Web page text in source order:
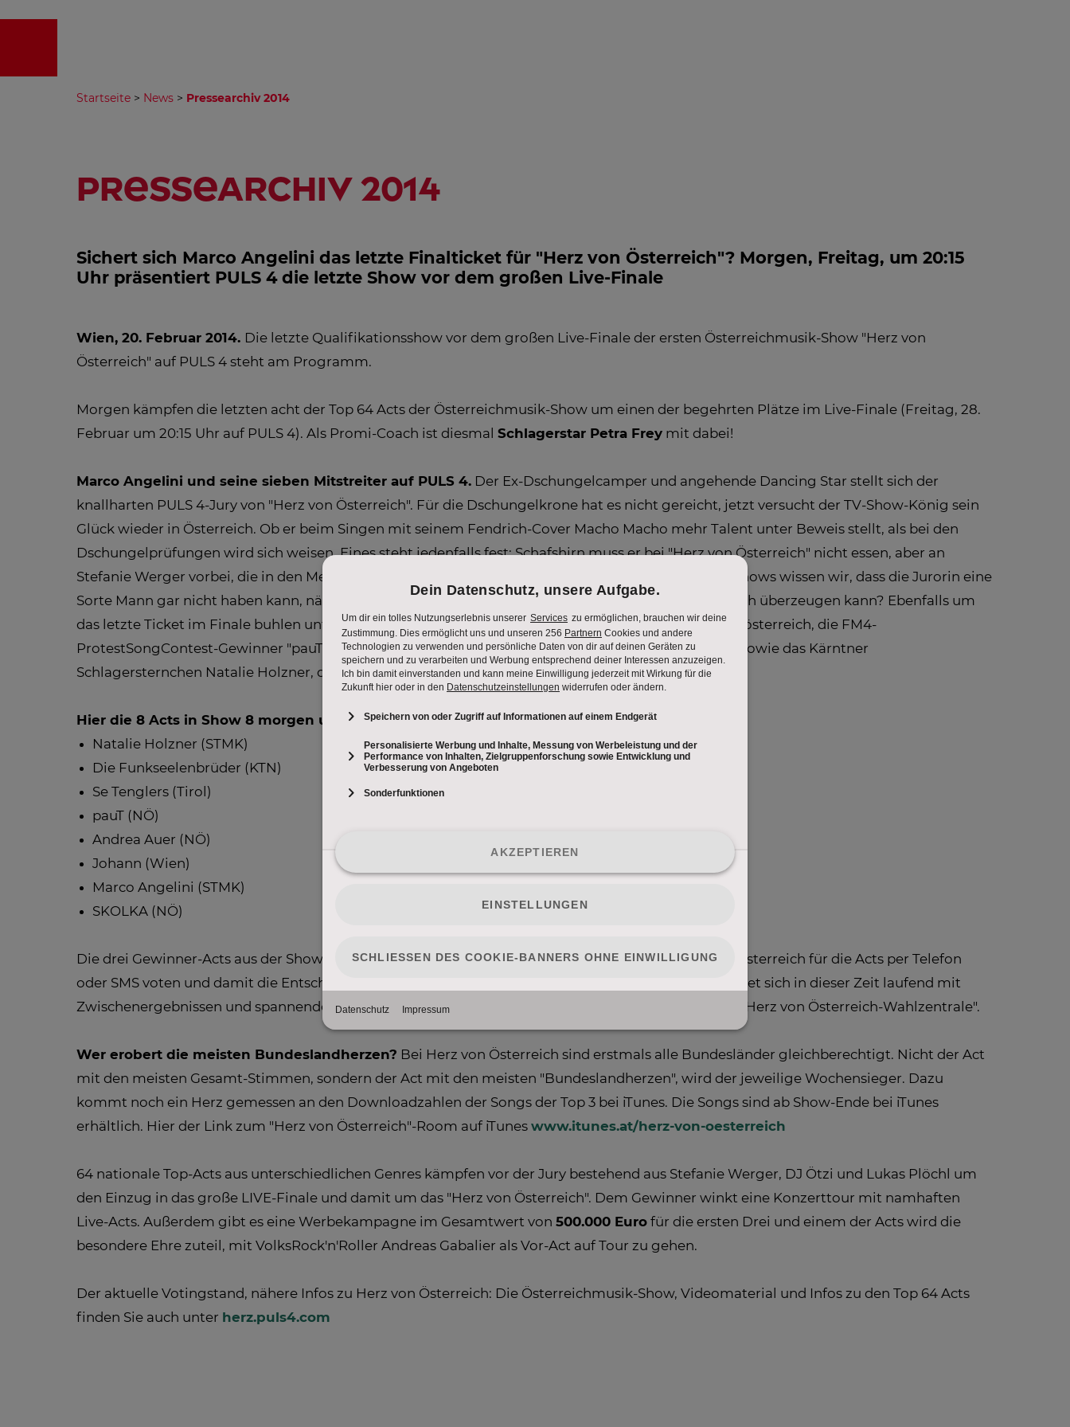
Startseite > News > Pressearchiv 2014
Pressearchiv 2014
Sichert sich Marco Angelini das letzte Finalticket für "Herz von Österreich"? Morgen, Freitag, um 20:15
Uhr präsentiert PULS 4 die letzte Show vor dem großen Live-Finale
Wien, 20. Februar 2014. Die letzte Qualifikationsshow vor dem großen Live-Finale der ersten Österreichmusik-Show "Herz von
Österreich" auf PULS 4 steht am Programm.
Morgen kämpfen die letzten acht der Top 64 Acts der Österreichmusik-Show um einen der begehrten Plätze im Live-Finale (Freitag, 28.
Februar um 20:15 Uhr auf PULS 4). Als Promi-Coach ist diesmal Schlagerstar Petra Frey mit dabei!
Marco Angelini und seine sieben Mitstreiter auf PULS 4. Der Ex-Dschungelcamper und angehende Dancing Star stellt sich der
knallharten PULS 4-Jury von "Herz von Österreich". Für die Dschungelkrone hat es nicht gereicht, jetzt versucht der TV-Show-König sein
Glück wieder in Österreich. Ob er beim Singen mit seinem Fendrich-Cover Macho Macho mehr Talent unter Beweis stellt, als bei den
Dschungelprüfungen wird sich weisen. Eines steht jedenfalls fest: Schafshirn muss er bei "Herz von Österreich" nicht essen, aber an
Stefanie Werger vorbei, die in den Medien als "böses Krokodil" bezeichnet wurde. Und nach sieben Shows wissen wir, dass die Jurorin eine
Sorte Mann gar nicht haben kann, nämlich "Weicheier". Ob Marco trotzdem oder gerade deshalb doch überzeugen kann? Ebenfalls um
das letzte Ticket im Finale buhlen unter anderem eine außergewöhnliche Band aus Baden in Niederösterreich, die FM4-
ProtestSongContest-Gewinner "pauT" mit ihrem Titel "Sepp hat gesagt wir müssen alles anzünden" sowie das Kärntner
Schlagersternchen Natalie Holzner, die "Ein bisschen Frieden" zum Besten gibt.
Hier die 8 Acts in Show 8 morgen um 20:15 Uhr auf PULS 4:
Natalie Holzner (STMK)
Die Funkseelenbrüder (KTN)
Se Tenglers (Tirol)
pauT (NÖ)
Andrea Auer (NÖ)
Johann (Wien)
Marco Angelini (STMK)
SKOLKA (NÖ)
Die drei Gewinner-Acts aus der Show ziehen dann in den fünftägigen Wahlkampf ein, in dem ganz Österreich für die Acts per Telefon
oder SMS voten und damit die Entscheidung treffen kann. PULS 4 Moderatorin Silvia Schneider meldet sich in dieser Zeit laufend mit
Zwischenergebnissen und spannenden Berichten rund um den Wahlkampf der Kandidaten aus der "Herz von Österreich-Wahlzentrale".
Wer erobert die meisten Bundeslandherzen? Bei Herz von Österreich sind erstmals alle Bundesländer gleichberechtigt. Nicht der Act
mit den meisten Gesamt-Stimmen, sondern der Act mit den meisten "Bundeslandherzen", wird der jeweilige Wochensieger. Dazu
kommt noch ein Herz gemessen an den Downloadzahlen der Songs der Top 3 bei iTunes. Die Songs sind ab Show-Ende bei iTunes
erhältlich. Hier der Link zum "Herz von Österreich"-Room auf iTunes www.itunes.at/herz-von-oesterreich
64 nationale Top-Acts aus unterschiedlichen Genres kämpfen vor der Jury bestehend aus Stefanie Werger, DJ Ötzi und Lukas Plöchl um
den Einzug in das große LIVE-Finale und damit um das "Herz von Österreich". Dem Gewinner winkt eine Konzerttour mit namhaften
Live-Acts. Außerdem gibt es eine Werbekampagne im Gesamtwert von 500.000 Euro für die ersten Drei und einem der Acts wird die
besondere Ehre zuteil, mit VolksRock'n'Roller Andreas Gabalier als Vor-Act auf Tour zu gehen.
Der aktuelle Votingstand, nähere Infos zu Herz von Österreich: Die Österreichmusik-Show, Videomaterial und Infos zu den Top 64 Acts
finden Sie auch unter herz.puls4.com